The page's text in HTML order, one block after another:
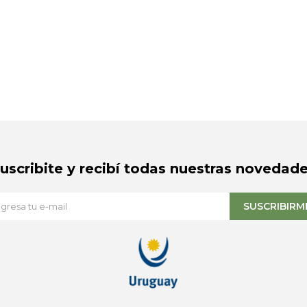
y recibí todas nuestras